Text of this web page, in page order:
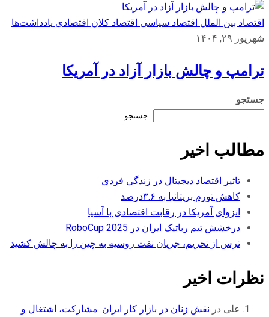
اقتصاد بین الملل اقتصاد سیاسی اقتصاد کلان اقتصادی یادداشت‌ها
شهریور ۲۹, ۱۴۰۴
ترامپ و چالش بازار آزاد در آمریکا
جستجو
جستجو
مطالب اخیر
تاثیر اقتصاد دیجیتال در زندگی فردی
کاهش تورم بریتانیا به ۳.۶درصد
انزوای آمریکا در رقابت اقتصادی با آسیا
درخشش تیم رباتیک ایران در RoboCup 2025
ترس از تحریم، جریان نفت روسیه به چین را به چالش کشید
نظرات اخیر
علی در نقش زنان در بازار کار ایران: مشارکت، اشتغال و